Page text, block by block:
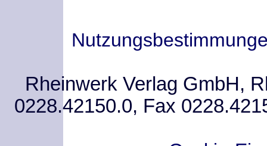
Rheinwerk Verlag GmbH,
0228.42150.0, Fax